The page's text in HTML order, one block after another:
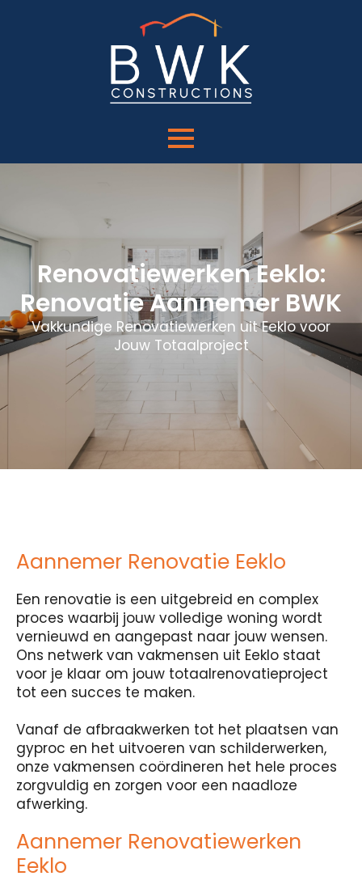
Renovatiewerken Eeklo:
Renovatie Aannemer BWK
Vakkundige Renovatiewerken uit Eeklo voor
Jouw Totaalproject
Aannemer Renovatie Eeklo
Een renovatie is een uitgebreid en complex
proces waarbij jouw volledige woning wordt
vernieuwd en aangepast naar jouw wensen.
Ons netwerk van vakmensen uit Eeklo staat
voor je klaar om jouw totaalrenovatieproject
tot een succes te maken.
Vanaf de afbraakwerken tot het plaatsen van
gyproc en het uitvoeren van schilderwerken,
onze vakmensen coördineren het hele proces
zorgvuldig en zorgen voor een naadloze
afwerking.
Aannemer Renovatiewerken
Eeklo